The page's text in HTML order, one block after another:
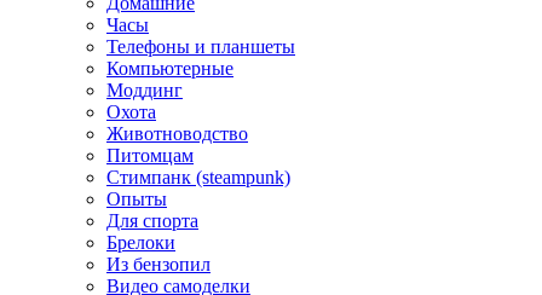
Часы
Телефоны и планшеты
Компьютерные
Моддинг
Охота
Животноводство
Питомцам
Стимпанк (steampunk)
Опыты
Для спорта
Брелоки
Из бензопил
Видео самоделки